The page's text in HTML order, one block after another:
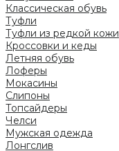
Классическая обувь
Туфли
Туфли из редкой кожи
Кроссовки и кеды
Летняя обувь
Лоферы
Мокасины
Слипоны
Топсайдеры
Челси
Мужская одежда
Лонгслив